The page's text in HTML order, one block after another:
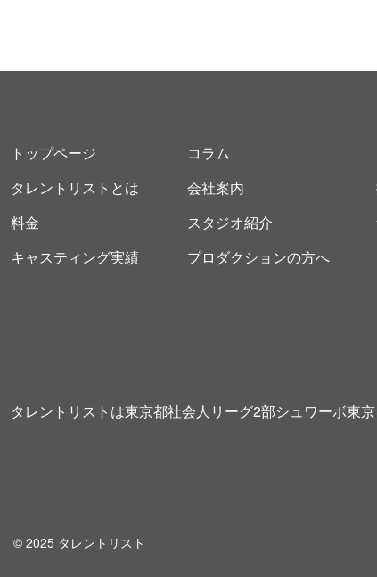
トップページ
タレントリストとは
料金
キャスティング実績
コラム
会社案内
スタジオ紹介
プロダクションの方へ
タレントリストは東京都社会人リーグ2部シュワーボ東京
© 2025 タレントリスト